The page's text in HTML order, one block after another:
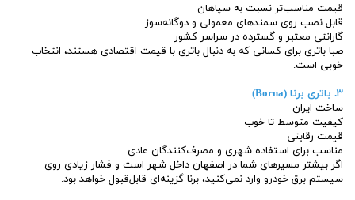
قیمت مناسب‌تر نسبت به سپاهان
قابل نصب روی سمندهای معمولی و دوگانه‌سوز
گارانتی معتبر و گسترده در سراسر کشور
صبا باتری برای کسانی که به دنبال باتری با قیمت اقتصادی هستند، انتخاب
خوبی است.
۳. باتری برنا (Borna)
ساخت ایران
کیفیت متوسط تا خوب
قیمت رقابتی
مناسب برای استفاده شهری و مصرف‌کنندگان عادی
اگر بیشتر مسیرهای شما در اصفهان داخل شهر است و فشار زیادی روی
سیستم برق خودرو وارد نمی‌کنید، برنا گزینه‌ای قابل‌قبول خواهد بود.